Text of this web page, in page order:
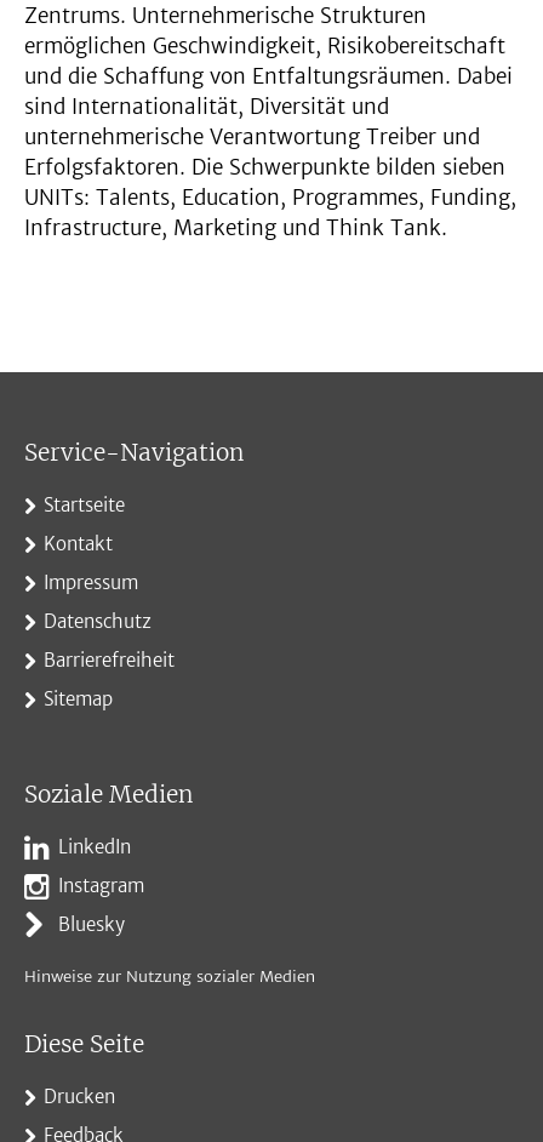
Zentrums. Unternehmerische Strukturen
ermöglichen Geschwindigkeit, Risikobereitschaft
und die Schaffung von Entfaltungsräumen. Dabei
sind Internationalität, Diversität und
unternehmerische Verantwortung Treiber und
Erfolgsfaktoren. Die Schwerpunkte bilden sieben
UNITs: Talents, Education, Programmes, Funding,
Infrastructure, Marketing und Think Tank.
Service-Navigation
Startseite
Kontakt
Impressum
Datenschutz
Barrierefreiheit
Sitemap
Soziale Medien
LinkedIn
Instagram
Bluesky
Hinweise zur Nutzung sozialer Medien
Diese Seite
Drucken
Feedback